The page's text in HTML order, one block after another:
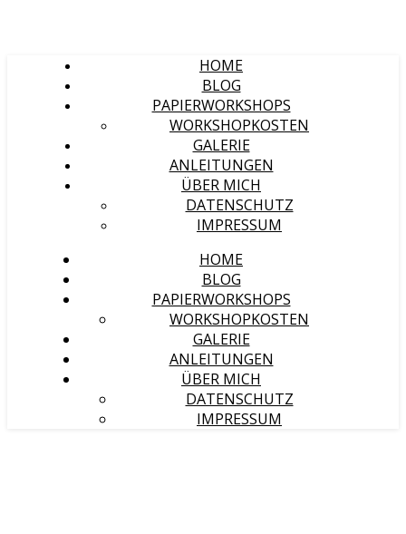
HOME
BLOG
PAPIERWORKSHOPS
WORKSHOPKOSTEN
GALERIE
ANLEITUNGEN
ÜBER MICH
DATENSCHUTZ
IMPRESSUM
HOME
BLOG
PAPIERWORKSHOPS
WORKSHOPKOSTEN
GALERIE
ANLEITUNGEN
ÜBER MICH
DATENSCHUTZ
IMPRESSUM